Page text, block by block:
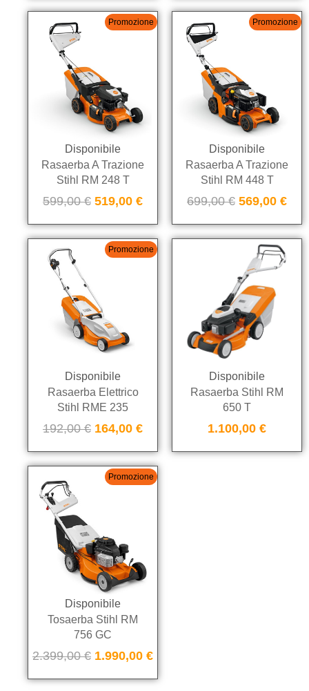
Promozione
Disponibile
Rasaerba A Trazione
Stihl RM 248 T
599,00€ 519,00 €
Promozione
Disponibile
Rasaerba A Trazione
Stihl RM 448 T
699,00€ 569,00 €
Promozione
Disponibile
Rasaerba Elettrico
Stihl RME 235
192,00€ 164,00 €
Disponibile
Rasaerba Stihl RM
650 T
1.100,00 €
Promozione
Disponibile
Tosaerba Stihl RM
756 GC
2.399,00€ 1.990,00 €